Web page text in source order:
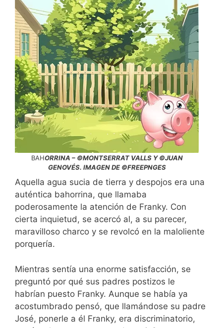
BAHORRINA – ©MONTSERRAT VALLS Y ©JUAN
GENOVÉS. IMAGEN DE ©FREEPNGES
Aquella agua sucia de tierra y despojos era una
auténtica bahorrina, que llamaba
poderosamente la atención de Franky. Con
cierta inquietud, se acercó al, a su parecer,
maravilloso charco y se revolcó en la maloliente
porquería.
Mientras sentía una enorme satisfacción, se
preguntó por qué sus padres postizos le
habrían puesto Franky. Aunque se había ya
acostumbrado pensó, que llamándose su padre
José, ponerle a él Franky, era discriminatorio,